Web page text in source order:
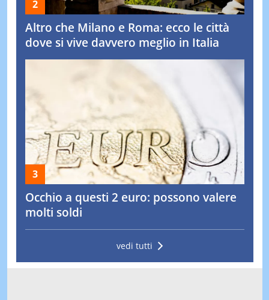
Altro che Milano e Roma: ecco le città
dove si vive davvero meglio in Italia
Occhio a questi 2 euro: possono valere
molti soldi
vedi tutti